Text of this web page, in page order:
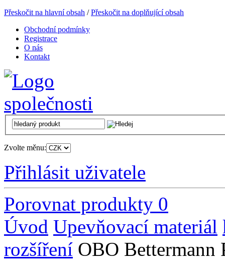
Přeskočit na hlavní obsah /Přeskočit na doplňující obsah
Obchodní podmínky
Registrace
O nás
Kontakt
Zvolte měnu:
Přihlásit uživatele
Porovnat produkty 0
Úvod Upevňovací materiál
rozšíření OBO Bettermann